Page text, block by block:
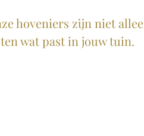
hoveniers zijn niet
wat past in jouw tuin.